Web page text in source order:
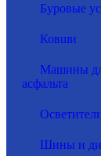
Буровые
Ковши
Машины
асфальта
Шины и